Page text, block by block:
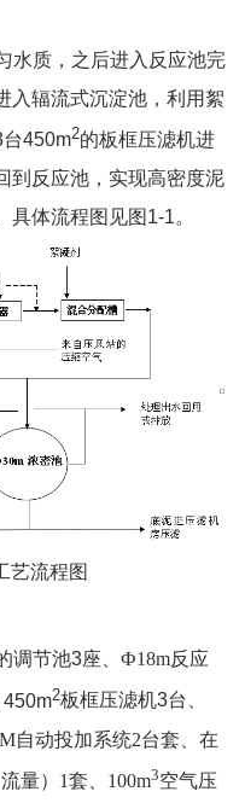
水质，之后进入反应池完
入辐流式沉淀池，利用絮
台450m2的板框压滤机进
到反应池，实现高密度泥
具体流程图见图 1-1。
艺流程图
调节池3座、 Ф18m反应
450m2板框压滤机3台、
自动投加系统2台套、在
量） 1套、 100m3空气压